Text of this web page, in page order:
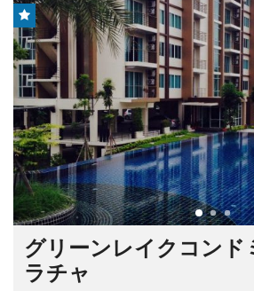
グリーンレイクコンド
ラチャ